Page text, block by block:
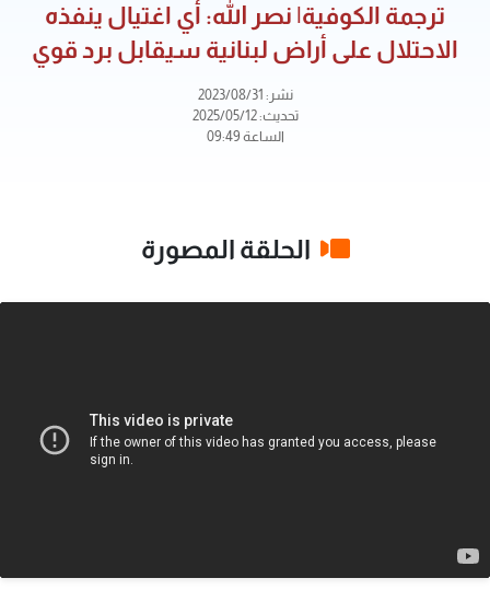
ترجمة الكوفية| نصر الله: أي اغتيال ينفذه
الاحتلال على أراض لبنانية سيقابل برد قوي
نشر: 2023/08/31
تحديث: 2025/05/12
الساعة 09:49
الحلقة المصورة